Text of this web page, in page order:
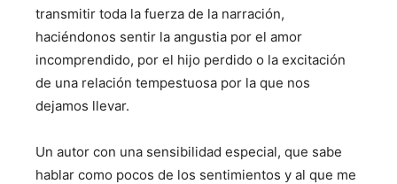
transmitir toda la fuerza de la narración,
haciéndonos sentir la angustia por el amor
incomprendido, por el hijo perdido o la excitación
de una relación tempestuosa por la que nos
dejamos llevar.
Un autor con una sensibilidad especial, que sabe
hablar como pocos de los sentimientos y al que me